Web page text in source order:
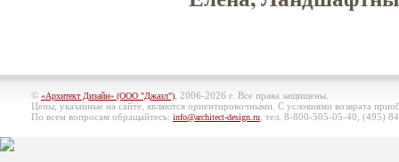
© «Архитект Дизайн» (ООО "Джазл") , 2006-2026 г. Все права защищены.
Цены, указанные на сайте, являются ориентировочными. С условиями возврата
По всем вопросам обращайтесь: info@architect-design.ru , тел. 8-800-505-05-40, (495)